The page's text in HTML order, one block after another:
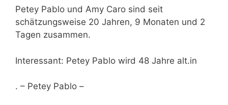
Petey Pablo und Amy Caro sind seit
schätzungsweise 20 Jahren, 9 Monaten und 2
Tagen zusammen.
Interessant: Petey Pablo wird 48 Jahre alt.in
. – Petey Pablo –